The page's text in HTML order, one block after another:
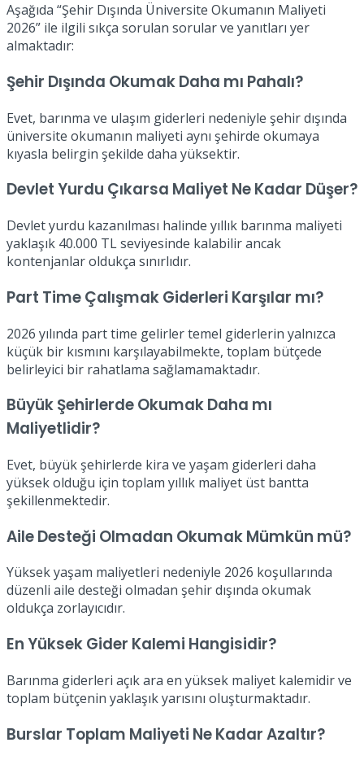
Aşağıda “Şehir Dışında Üniversite Okumanın Maliyeti
2026” ile ilgili sıkça sorulan sorular ve yanıtları yer
almaktadır:
Şehir Dışında Okumak Daha mı Pahalı?
Evet, barınma ve ulaşım giderleri nedeniyle şehir dışında
üniversite okumanın maliyeti aynı şehirde okumaya
kıyasla belirgin şekilde daha yüksektir.
Devlet Yurdu Çıkarsa Maliyet Ne Kadar Düşer?
Devlet yurdu kazanılması halinde yıllık barınma maliyeti
yaklaşık 40.000 TL seviyesinde kalabilir ancak
kontenjanlar oldukça sınırlıdır.
Part Time Çalışmak Giderleri Karşılar mı?
2026 yılında part time gelirler temel giderlerin yalnızca
küçük bir kısmını karşılayabilmekte, toplam bütçede
belirleyici bir rahatlama sağlamamaktadır.
Büyük Şehirlerde Okumak Daha mı
Maliyetlidir?
Evet, büyük şehirlerde kira ve yaşam giderleri daha
yüksek olduğu için toplam yıllık maliyet üst bantta
şekillenmektedir.
Aile Desteği Olmadan Okumak Mümkün mü?
Yüksek yaşam maliyetleri nedeniyle 2026 koşullarında
düzenli aile desteği olmadan şehir dışında okumak
oldukça zorlayıcıdır.
En Yüksek Gider Kalemi Hangisidir?
Barınma giderleri açık ara en yüksek maliyet kalemidir ve
toplam bütçenin yaklaşık yarısını oluşturmaktadır.
Burslar Toplam Maliyeti Ne Kadar Azaltır?